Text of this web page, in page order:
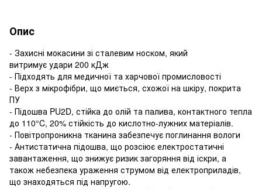
Опис
- Захисні мокасини зі сталевим носком, який
витримує удари 200 кДж
- Підходять для медичної та харчової промисловості
- Верх з мікрофібри, що миється, схожої на шкіру, покрита
ПУ
- Підошва PU2D, стійка до олій та палива, контактного тепла
до 110°C, 20% стійкість до кислотно-лужних матеріалів.
- Повітропроникна тканина забезпечує поглинання вологи
- Антистатична підошва, що розсіює електростатичні
завантаження, що знижує ризик загоряння від іскри, а
також небезпека ураження струмом від електроприладів,
що знаходяться під напругою.